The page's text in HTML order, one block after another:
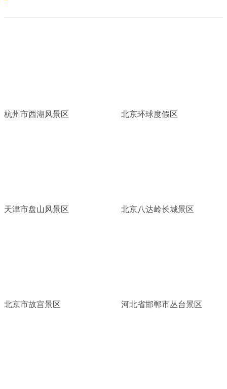
杭州市西湖风景区 北京环球度假区
天津市盘山风景区 北京八达岭长城景区
北京市故宫景区 河北省邯郸市丛台景区